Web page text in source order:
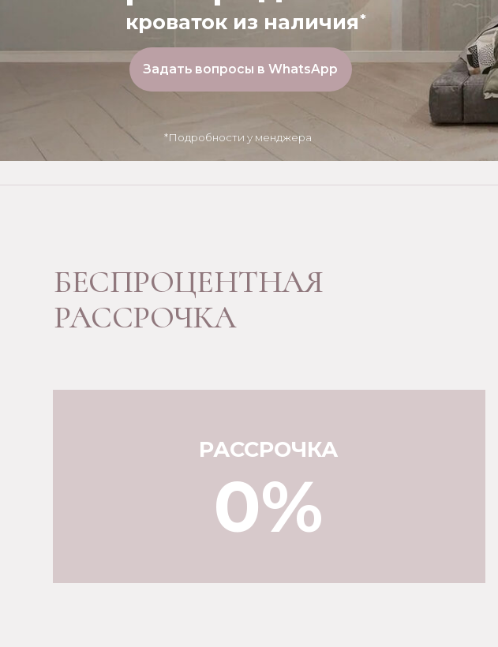
БЕСПРОЦЕНТНАЯ
РАССРОЧКА
РАССРОЧКА
ИЗГОТОВЛЕНИЕ
МЕБЕЛИ НА ЗАКАЗ